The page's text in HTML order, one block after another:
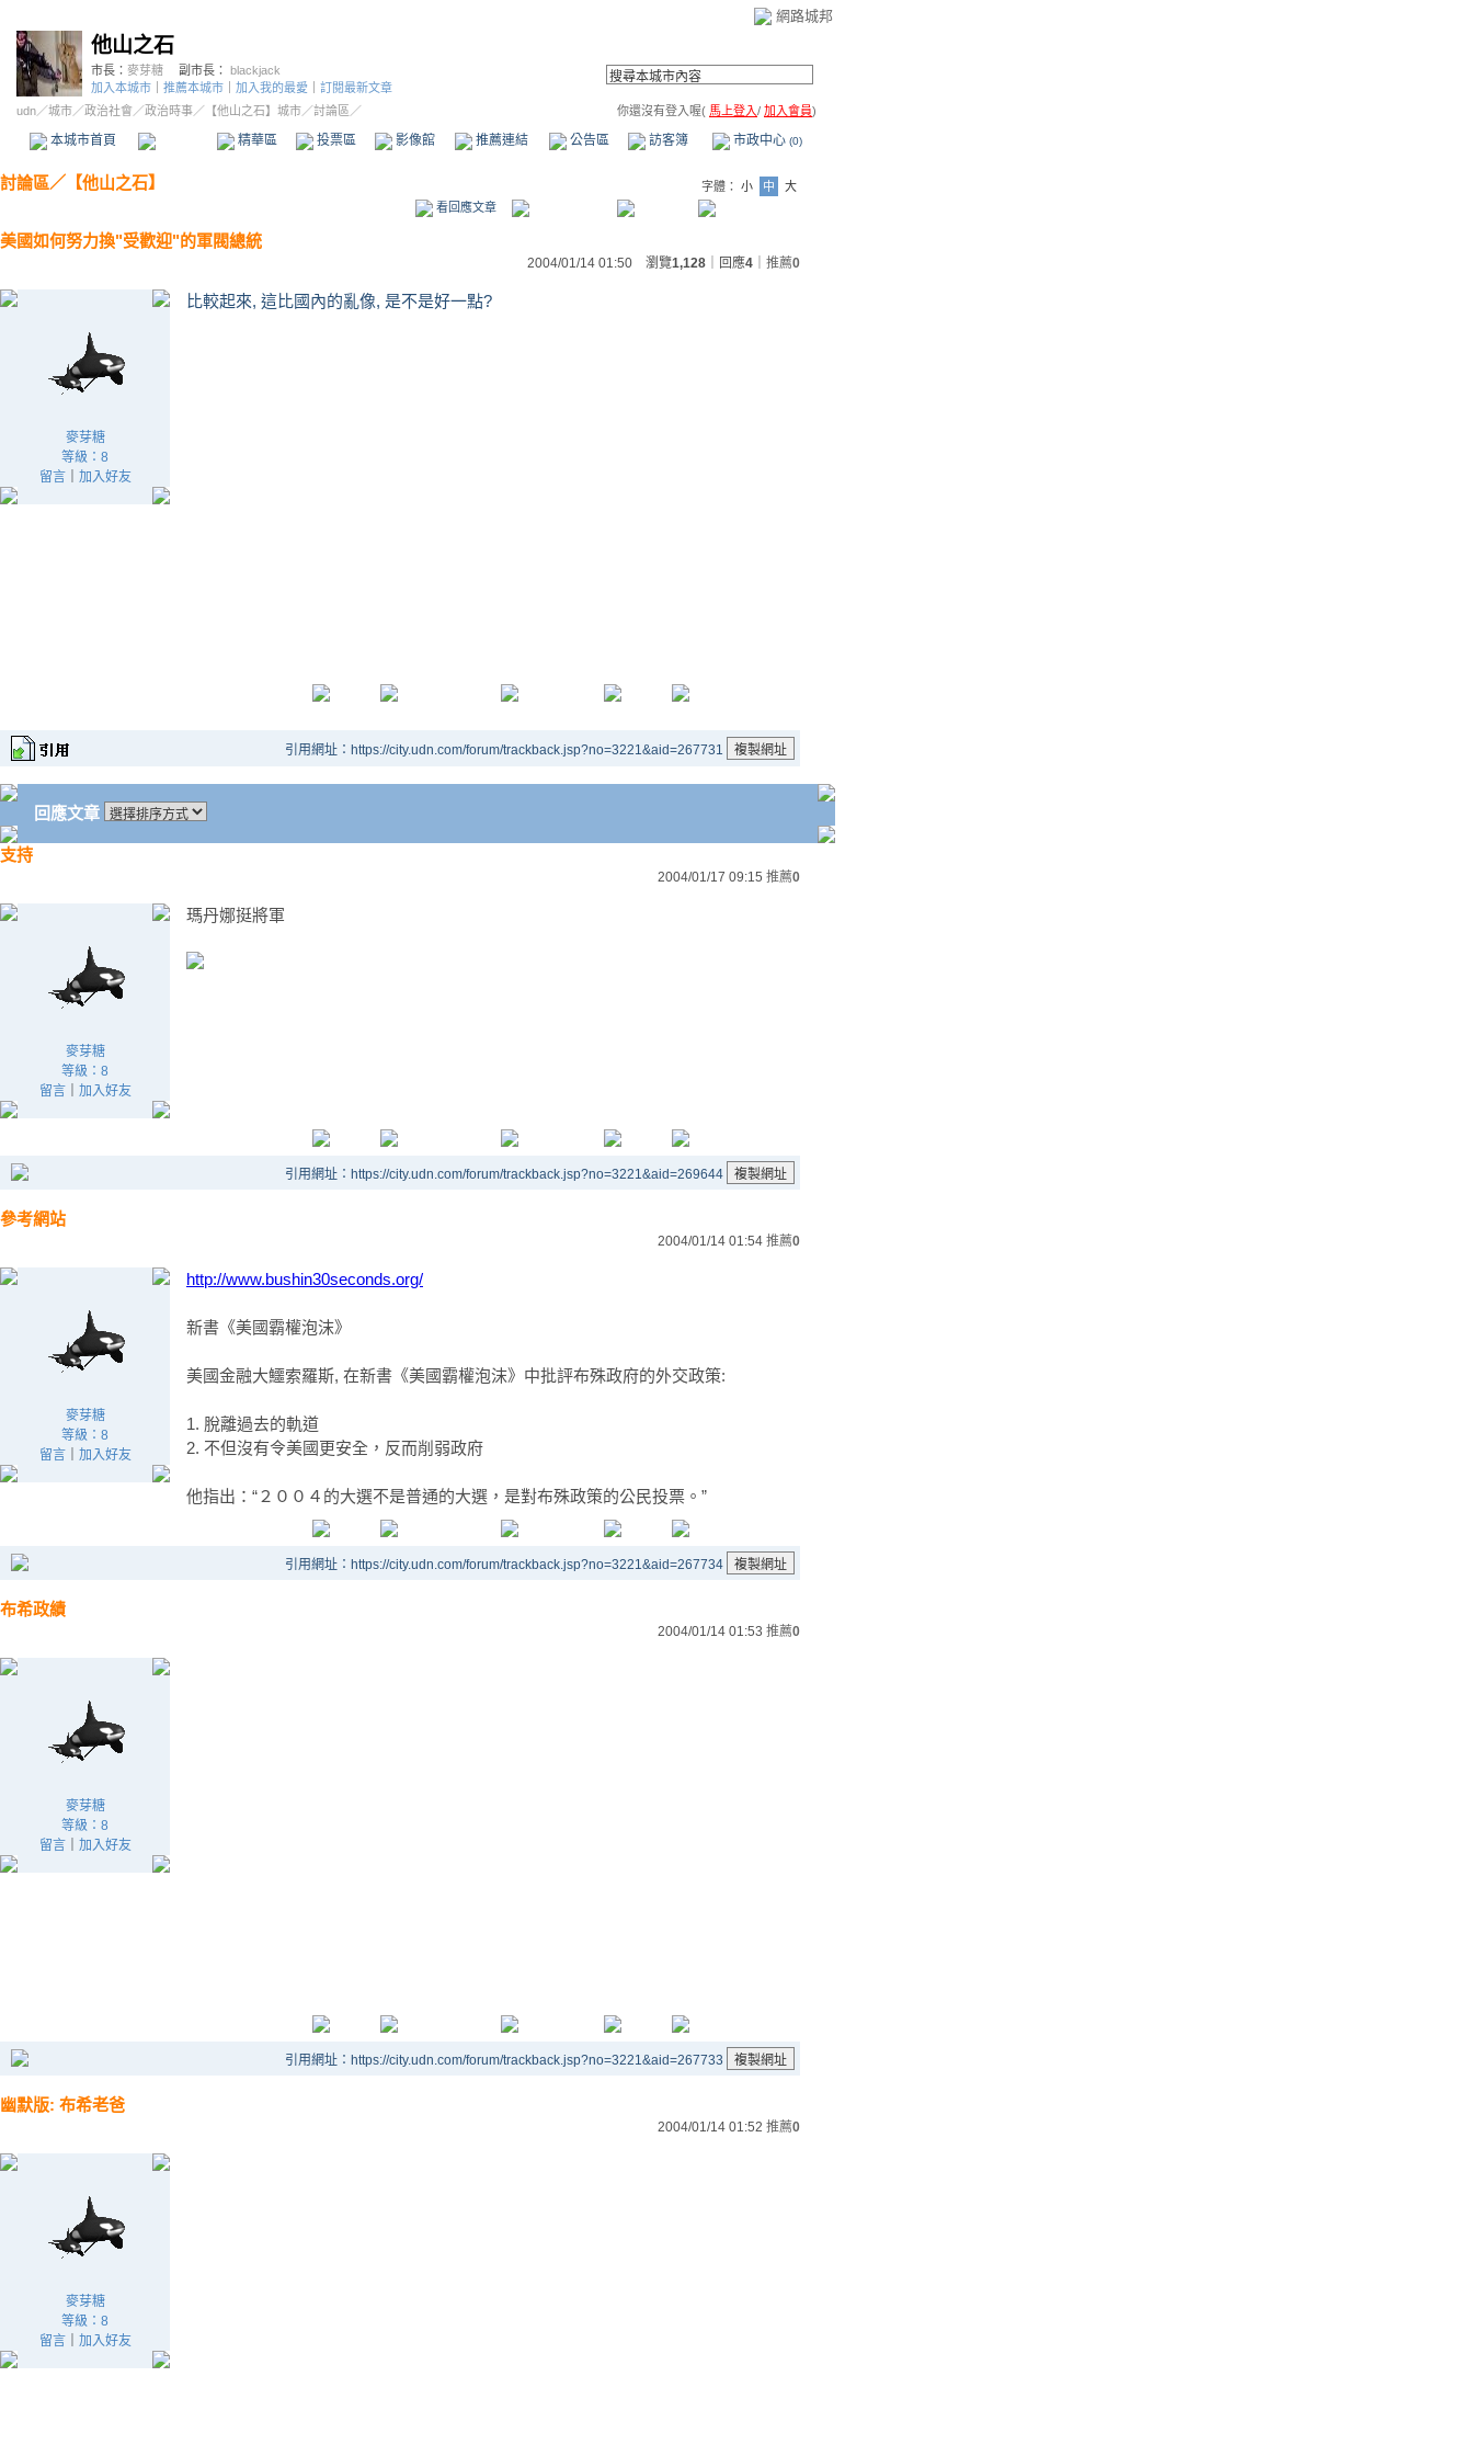
網路城邦
他山之石
市長： 麥芽糖 副市長： blackjack
加入本城市
推薦本城市 加入我的最愛
訂閱最新文章
udn／城市／政治社會 ／政治時事／ 【他山之石】城市／討論區／ 你還沒有登入喔( 馬上登入/ 加入會員)
本城市首頁 精華區 投票區 影像館 推薦連結 公告區 訪客簿 市政中心 (0)
討論區／ 【他山之石】 字體： 小 中
大
看回應文章
美國如何努力換"受歡迎"的軍閥總統
2004/01/14 01:50 瀏覽1,128 ｜回應4 推薦0
麥芽糖
等級：8
留言｜ 加入好友
比較起來, 這比國內的亂像, 是不是好一點?
引用網址：https://city.udn.com/forum/trackback.jsp?no=3221&aid=267731
回應文章
支持
2004/01/17 09:15 推薦0
麥芽糖
等級：8
留言｜ 加入好友
瑪丹娜挺將軍
引用網址：https://city.udn.com/forum/trackback.jsp?no=3221&aid=269644
參考網站
2004/01/14 01:54 推薦0
麥芽糖
等級：8
留言｜ 加入好友
http://www.bushin30seconds.org/
新書《美國霸權泡沫》
美國金融大鱷索羅斯, 在新書《美國霸權泡沫》中批評布殊政府的外交政策:
1. 脫離過去的軌道
2. 不但沒有令美國更安全，反而削弱政府
他指出：“２００４的大選不是普通的大選，是對布殊政策的公民投票。”
引用網址：https://city.udn.com/forum/trackback.jsp?no=3221&aid=267734
布希政績
2004/01/14 01:53 推薦0
麥芽糖
等級：8
留言｜ 加入好友
引用網址：https://city.udn.com/forum/trackback.jsp?no=3221&aid=267733
幽默版: 布希老爸
2004/01/14 01:52 推薦0
麥芽糖
等級：8
留言｜ 加入好友